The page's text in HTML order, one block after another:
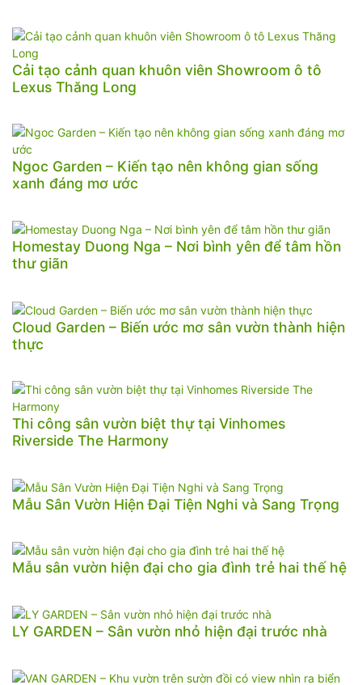
Cải tạo cảnh quan khuôn viên Showroom ô tô
Lexus Thăng Long
Ngoc Garden – Kiến tạo nên không gian sống
xanh đáng mơ ước
Homestay Duong Nga – Nơi bình yên để tâm hồn
thư giãn
Cloud Garden – Biến ước mơ sân vườn thành hiện
thực
Thi công sân vườn biệt thự tại Vinhomes
Riverside The Harmony
Mẫu Sân Vườn Hiện Đại Tiện Nghi và Sang Trọng
Mẫu sân vườn hiện đại cho gia đình trẻ hai thế hệ
LY GARDEN – Sân vườn nhỏ hiện đại trước nhà